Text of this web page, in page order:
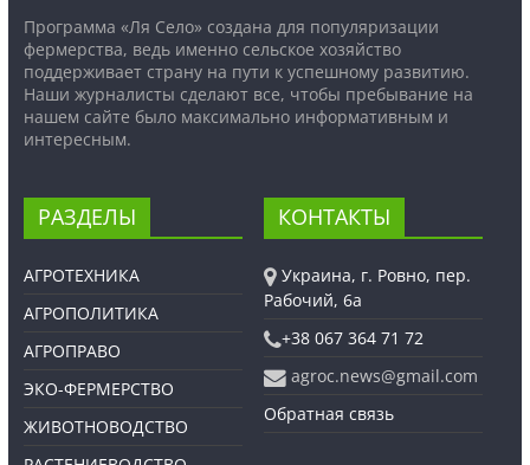
Программа «Ля Село» создана для популяризации
фермерства, ведь именно сельское хозяйство
поддерживает страну на пути к успешному развитию.
Наши журналисты сделают все, чтобы пребывание на
нашем сайте было максимально информативным и
интересным.
РАЗДЕЛЫ
АГРОТЕХНИКА
АГРОПОЛИТИКА
АГРОПРАВО
ЭКО-ФЕРМЕРСТВО
ЖИВОТНОВОДСТВО
КОНТАКТЫ
Украина, г. Ровно, пер.
Рабочий, 6а
+38 067 364 71 72
agroc.news@gmail.com
Обратная связь